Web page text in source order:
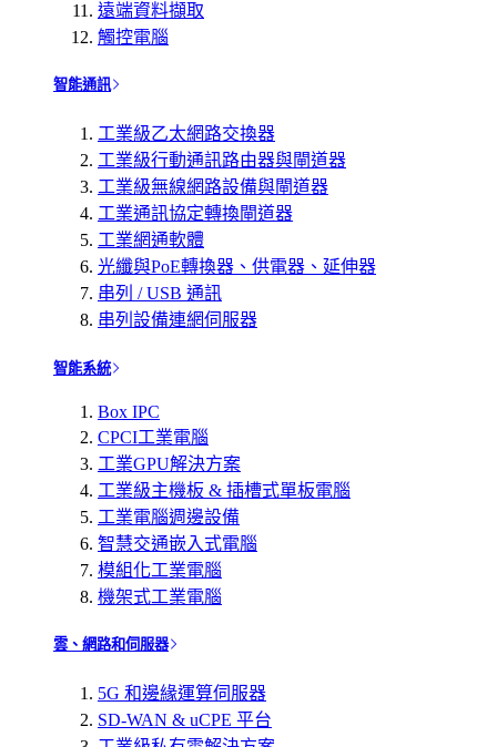
遠端資料擷取
觸控電腦
智能通訊
工業級乙太網路交換器
工業級行動通訊路由器與閘道器
工業級無線網路設備與閘道器
工業通訊協定轉換閘道器
工業網通軟體
光纖與PoE轉換器、供電器、延伸器
串列 / USB 通訊
串列設備連網伺服器
智能系統
Box IPC
CPCI工業電腦
工業GPU解決方案
工業級主機板 & 插槽式單板電腦
工業電腦週邊設備
智慧交通嵌入式電腦
模組化工業電腦
機架式工業電腦
雲、網路和伺服器
5G 和邊緣運算伺服器
SD-WAN & uCPE 平台